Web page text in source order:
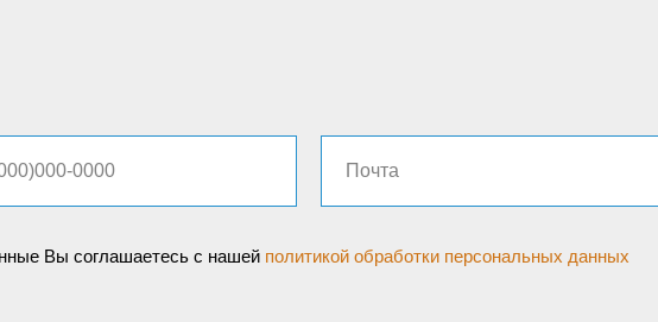
Вы соглашаетесь с нашей политикой обработки персональных данных